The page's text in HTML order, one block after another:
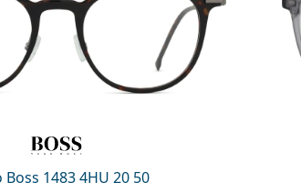
Boss 1483 4HU 20 50